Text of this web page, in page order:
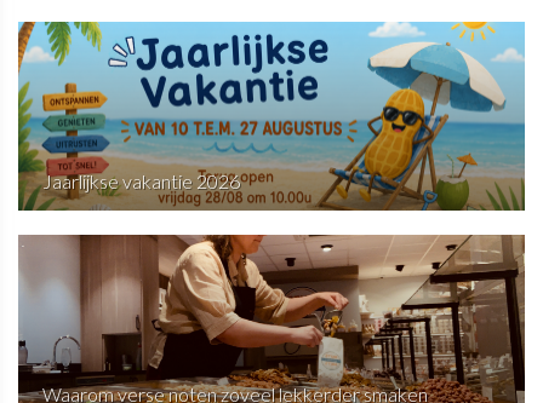
Jaarlijkse vakantie 2026
Waarom verse noten zoveel lekkerder smaken